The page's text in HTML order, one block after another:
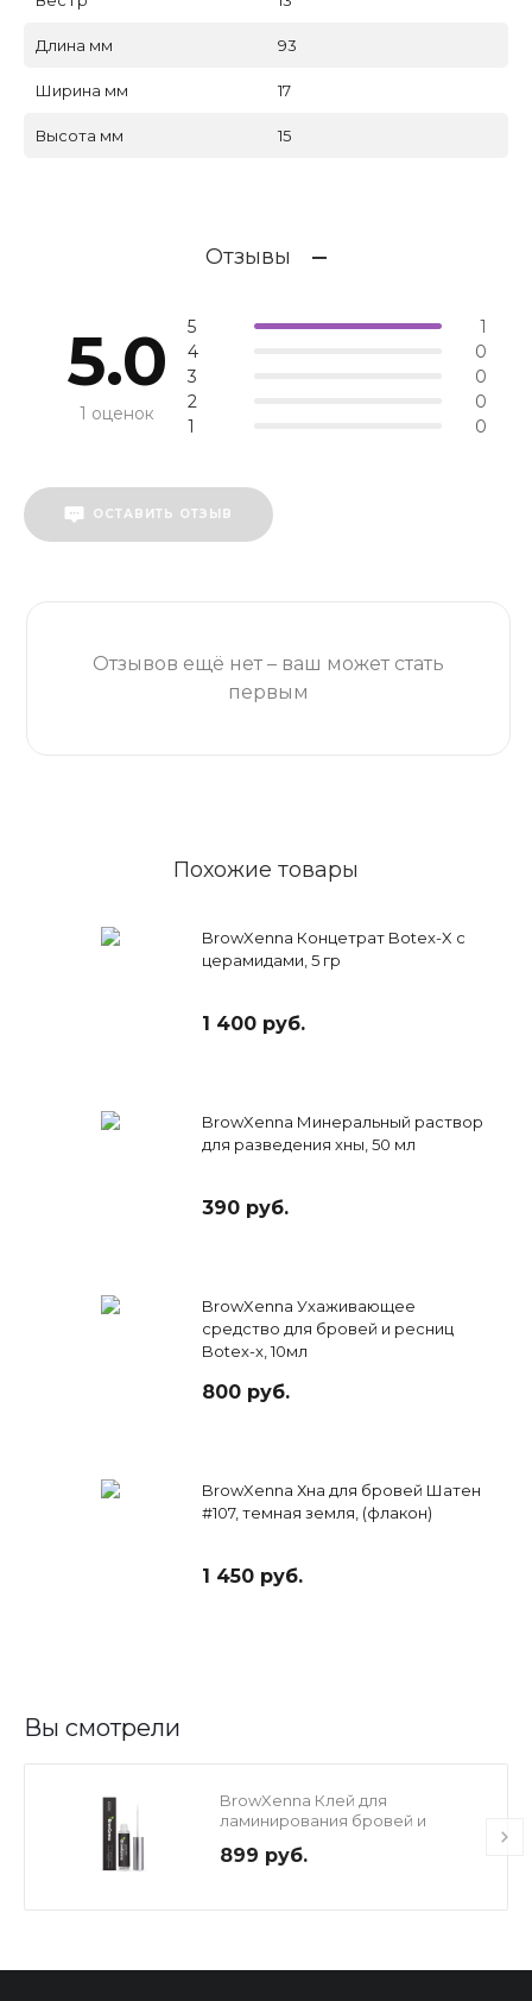
Длина мм 93
Ширина мм 17
Высота мм 15
Отзывы
5.0
1 оценок
5
1
4
0
3
0
2
0
1
0
ОСТАВИТЬ ОТЗЫВ
Отзывов ещё нет – ваш может стать
первым
Похожие товары
BrowXenna Концетрат Botex-X с
церамидами, 5 гр
1 400 руб.
BrowXenna Минеральный раствор
для разведения хны, 50 мл
390 руб.
BrowXenna Ухаживающее
средство для бровей и ресниц
Botex-x, 10мл
800 руб.
BrowXenna Хна для бровей Шатен
#107, темная земля, (флакон)
1 450 руб.
Вы смотрели
BrowXenna Клей для
ламинирования бровей и
899 руб.